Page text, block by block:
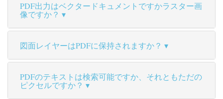
PDF出力はベクタードキュメントですかラスター画
像ですか？
図面レイヤーはPDFに保持されますか？
PDFのテキストは検索可能ですか、それともただの
ピクセルですか？